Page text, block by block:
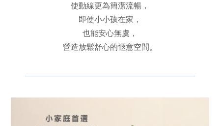
使動線更為簡潔流暢，
即使小小孩在家，
也能安心無虞，
營造放鬆舒心的愜意空間。